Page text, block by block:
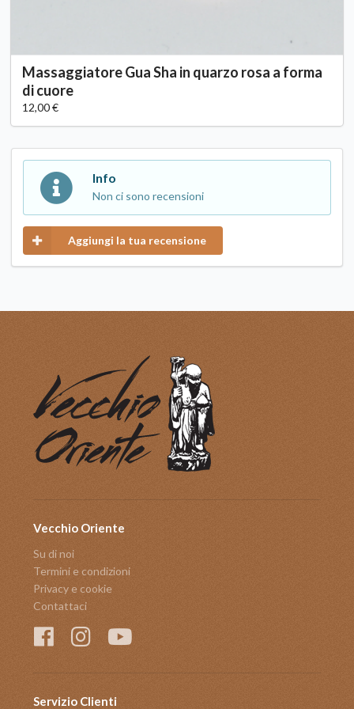
Massaggiatore Gua Sha in quarzo rosa a forma
di cuore
12,00 €
Info
Non ci sono recensioni
Aggiungi la tua recensione
Vecchio Oriente
Su di noi
Termini e condizioni
Privacy e cookie
Contattaci
Servizio Clienti